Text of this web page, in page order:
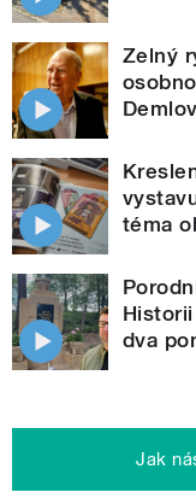
Zelný
téma
dva
Jak